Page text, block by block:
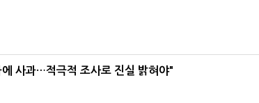
사과…적극적 조사로 진실 밝혀야"